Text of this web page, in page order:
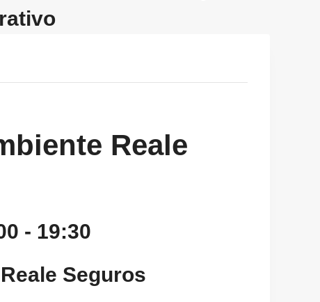
Reale
- 19:30
Seguros